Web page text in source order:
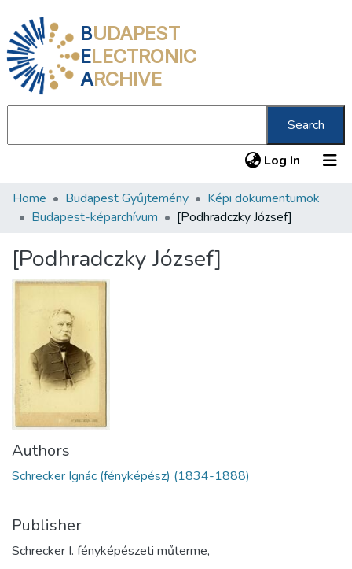
BUDAPEST
ELECTRONIC
ARCHIVE
Search
Log In (current)
Communities & Collections
Statistics
Home Budapest Gyűjtemény
Képi dokumentumok
Budapest-képarchívum
[Podhradczky József]
[Podhradczky József]
Authors
Schrecker Ignác (fényképész) (1834-1888)
Publisher
Schrecker I. fényképészeti műterme,